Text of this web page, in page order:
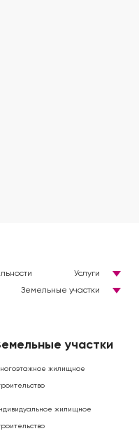
Услуги
Земельные участки
участки
жилищное
жилищное